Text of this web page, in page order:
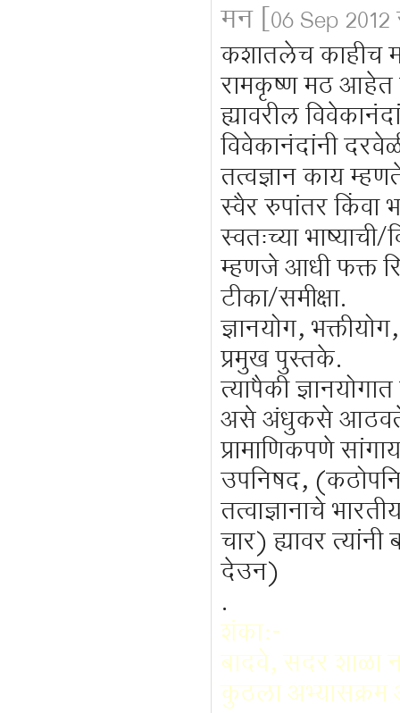
मन [06 Sep
कशातलेच काहीच
रामकृष्ण मठ आहेत
ह्यावरील
विवेकानंदांनी
तत्वज्ञान काय
स्वैर रुपांतर किंवा
स्वतःच्या
म्हणजे आधी फक्त
टीका/समीक्षा.
ज्ञानयोग,
प्रमुख पुस्तके.
त्यापैकी
असे अंधुकसे
प्रामाणिकपणे
उपनिषद,
तत्वाज्ञानाचे
चार) ह्यावर
देउन)
.
शंका:-
बादवे, सदर शाळा
कुठला